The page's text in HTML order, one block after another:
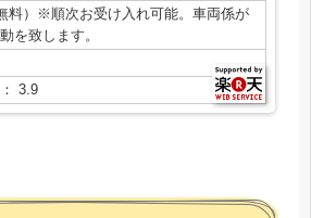
料）※順次お受け入れ可能。車両係が
を致します。
： 3.9